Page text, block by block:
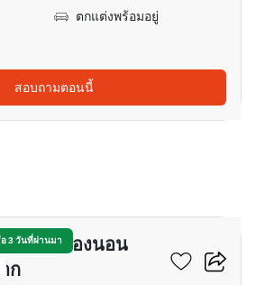
ตกแต่งพร้อมอยู่
สอบถามตอนนี้
3 วันที่ผ่านมา
มนท์ 2-ห้องนอน
ก